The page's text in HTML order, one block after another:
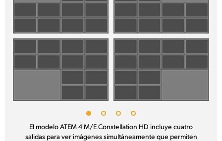
El modelo ATEM 4 M/E Constellation HD incluye cuatro
salidas para ver imágenes simultáneamente que permiten